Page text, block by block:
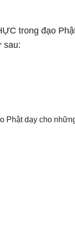
trong đạo
sau:
Phật dạy cho